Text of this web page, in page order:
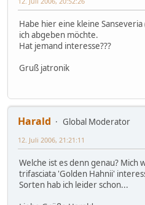
Habe hier eine kleine
ich abgeben möchte.
Hat jemand interesse???
Gruß jatronik
Harald
Global Moderator
12. Juli 2006, 21:21:11
Welche ist es denn genau? Mich
trifasciata 'Golden Hahnii'
Sorten hab ich leider schon...